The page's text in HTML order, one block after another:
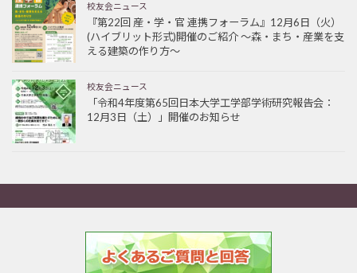
校友会ニュース
『第22回 産・学・官 連携フォーラム』12月6日（火）
(ハイブリット形式)開催のご紹介 ～森・まち・産業を支
える建築の作り方～
校友会ニュース
「令和4年度第65回日本大学工学部学術研究報告会：
12月3日（土）」開催のお知らせ